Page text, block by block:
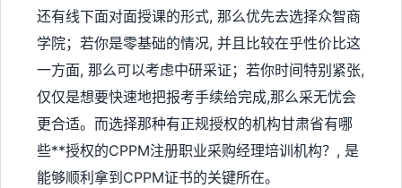
还有线下面对面授课的形式, 那么优先去选择众智商
学院；若你是零基础的情况, 并且比较在乎性价比这
一方面, 那么可以考虑中研采证；若你时间特别紧张,
仅仅是想要快速地把报考手续给完成,那么采无忧会
更合适。而选择那种有正规授权的机构甘肃省有哪
些**授权的CPPM注册职业采购经理培训机构？, 是
能够顺利拿到CPPM证书的关键所在。